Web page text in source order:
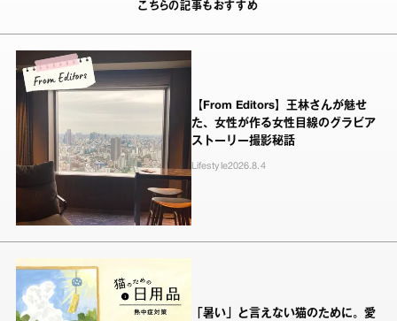
こちらの記事もおすすめ
【From Editors】王林さんが魅せ
た、女性が作る女性目線のグラビア
ストーリー撮影秘話
Lifestyle2026.8.4
「暑い」と言えない猫のために。愛